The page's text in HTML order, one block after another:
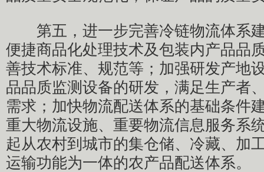
第五，进一步完善冷链物流体系
便捷商品化处理技术及包装内产品品
善技术标准、规范等；加强研发产地
品品质监测设备的研发，满足生产者
需求；加快物流配送体系的基础条件
重大物流设施、重要物流信息服务系
起从农村到城市的集仓储、冷藏、加
运输功能为一体的农产品配送体系。